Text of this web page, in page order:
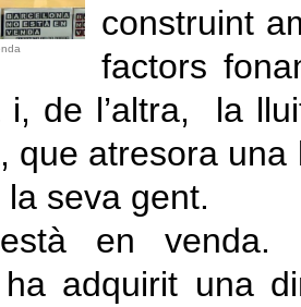
construint
factors
i, de l’altra, la
que atresora
seva gent.
en venda.
adquirit una